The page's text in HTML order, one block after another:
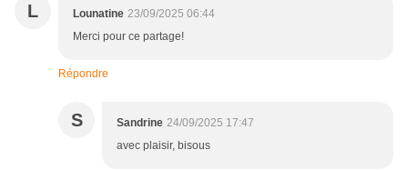
L Lounatine 23/09/2025 06:44
Merci pour ce partage!
Répondre
S Sandrine 24/09/2025 17:47
avec plaisir, bisous